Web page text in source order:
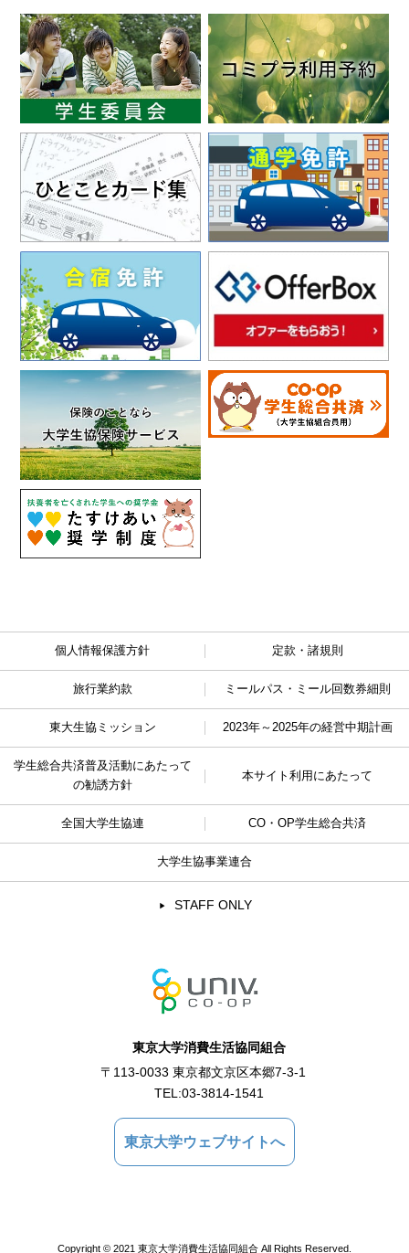
個人情報保護方針 定款・諸規則
旅行業約款 ミールパス・ミール回数券細則
東大生協ミッション 2023年～2025年の経営中期計画
学生総合共済普及活動にあたって
の勧誘方針
本サイト利用にあたって
全国大学生協連 CO・OP学生総合共済
大学生協事業連合
STAFF ONLY
東京大学消費生活協同組合
〒113-0033 東京都文京区本郷7-3-1
TEL:03-3814-1541
東京大学ウェブサイトへ
Copyright © 2021 東京大学消費生活協同組合 All Rights Reserved.